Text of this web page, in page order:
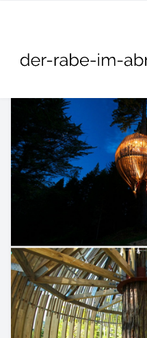
DIE BESTEN CAFÉS
DIE BESTEN RESTAURANTS
KONTAKTIERE UNS